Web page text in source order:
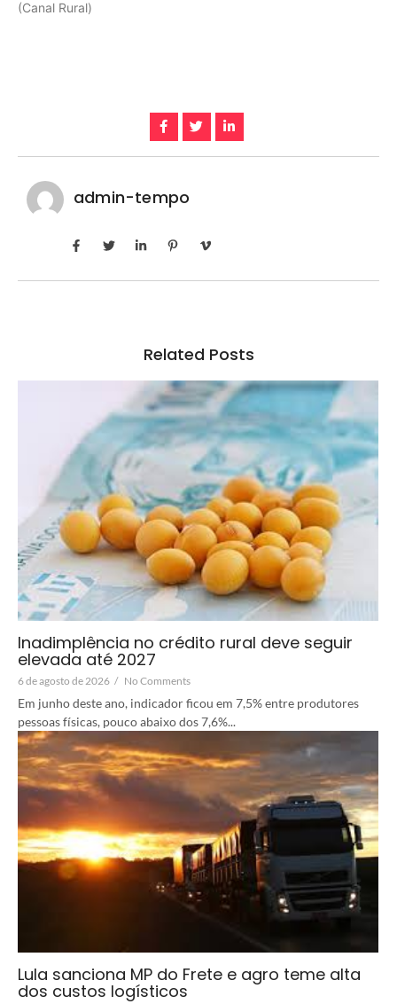
(Canal Rural)
admin-tempo
Related Posts
Inadimplência no crédito rural deve seguir
elevada até 2027
6 de agosto de 2026 / No Comments
Em junho deste ano, indicador ficou em 7,5% entre produtores
pessoas físicas, pouco abaixo dos 7,6%...
Lula sanciona MP do Frete e agro teme alta
dos custos logísticos